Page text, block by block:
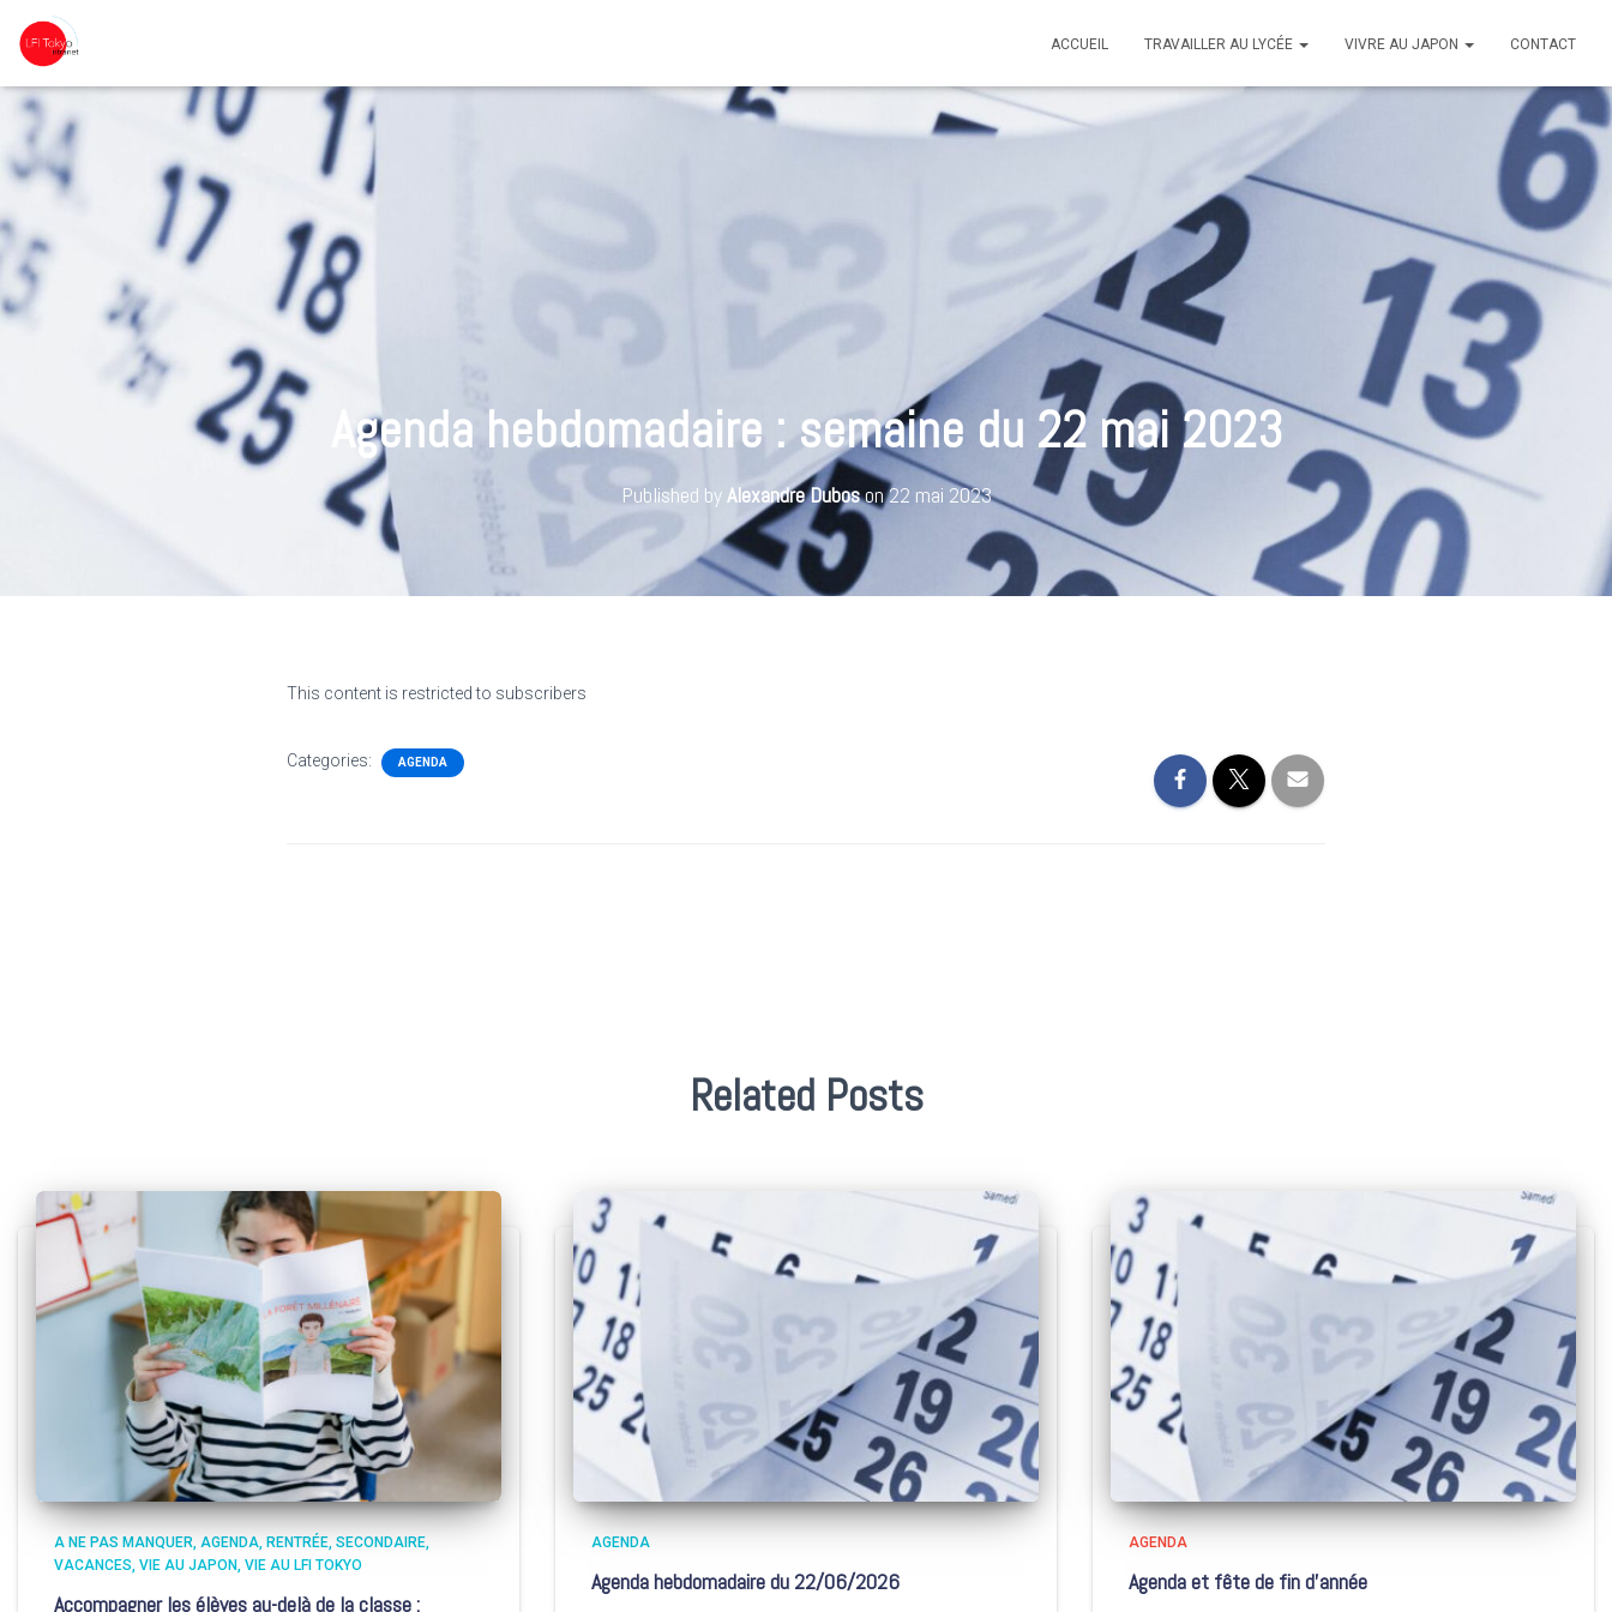
ACCUEIL TRAVAILLER AU LYCÉE VIVRE AU JAPON CONTACT
Agenda hebdomadaire : semaine du 22 mai 2023
Published byAlexandre Duboson22 mai 2023
This content is restricted to subscribers
Categories: AGENDA
Related Posts
A NE PAS MANQUER AGENDA RENTRÉE SECONDAIRE
VACANCES VIE AU JAPON VIE AU LFI TOKYO
Accompagner les élèves au-delà de la classe :
AGENDA
Agenda hebdomadaire du 22/06/2026
AGENDA
Agenda et fête de fin d’année